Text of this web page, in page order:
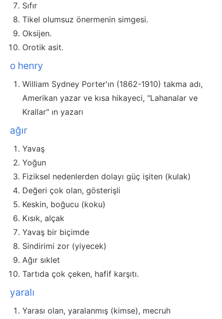
Sıfır
Tikel olumsuz önermenin simgesi.
Oksijen.
Orotik asit.
o henry
William Sydney Porter'ın (1862-1910) takma adı,
Amerikan yazar ve kısa hikayeci, "Lahanalar ve
Krallar" ın yazarı
ağır
Yavaş
Yoğun
Fiziksel nedenlerden dolayı güç işiten (kulak)
Değeri çok olan, gösterişli
Keskin, boğucu (koku)
Kısık, alçak
Yavaş bir biçimde
Sindirimi zor (yiyecek)
Ağır sıklet
Tartıda çok çeken, hafif karşıtı.
yaralı
Yarası olan, yaralanmış (kimse), mecruh